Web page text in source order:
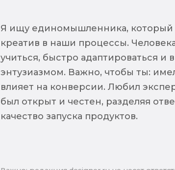
Я ищу единомышленника, который
креатив в наши процессы.
учиться, быстро адаптироваться и
энтузиазмом. Важно, чтобы ты:
влияет на конверсии. Любил
был открыт и честен, разделяя
качество запуска продуктов.